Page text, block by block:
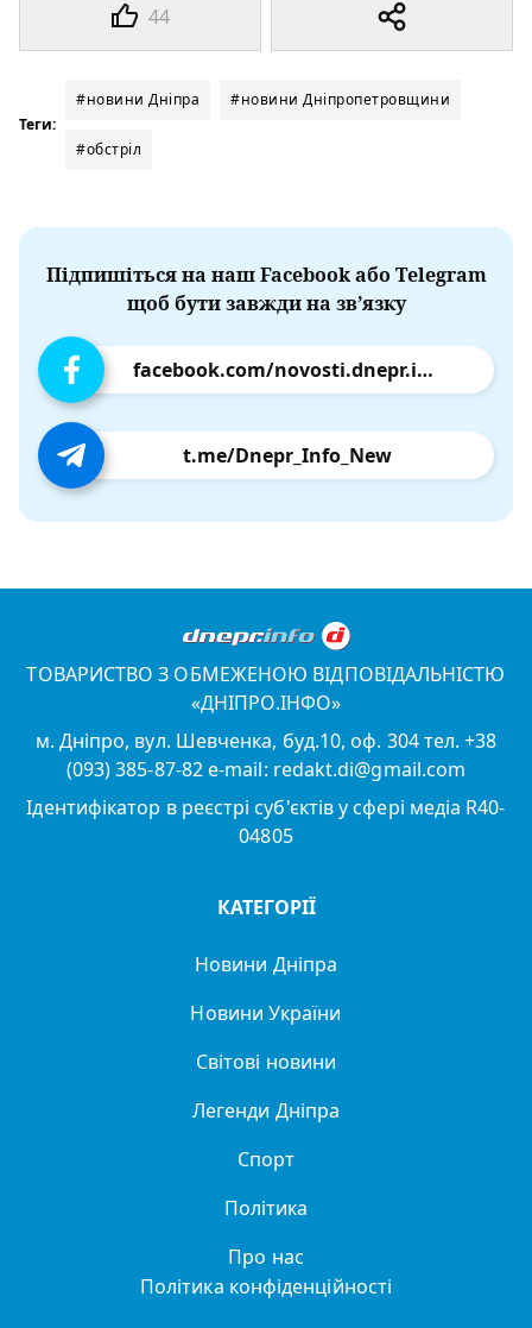
44
Теги:
#новини Дніпра #новини Дніпропетровщини
#обстріл
Підпишіться на наш Facebook або Telegram
щоб бути завжди на зв’язку
facebook.com/novosti.dnepr.info
t.me/Dnepr_Info_New
ТОВАРИСТВО З ОБМЕЖЕНОЮ ВІДПОВІДАЛЬНІСТЮ
«ДНІПРО.ІНФО»
м. Дніпро, вул. Шевченка, буд.10, оф. 304 тел. +38
(093) 385-87-82 e-mail: redakt.di@gmail.com
Ідентифікатор в реєстрі суб'єктів у сфері медіа R40-
04805
КАТЕГОРІЇ
Новини Дніпра
Новини України
Світові новини
Легенди Дніпра
Спорт
Політика
Про нас
Політика конфіденційності